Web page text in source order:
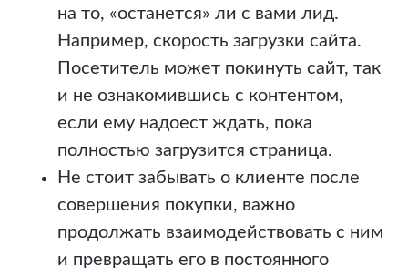
на то, «останется» ли с вами лид.
Например, скорость загрузки сайта.
Посетитель может покинуть сайт, так
и не ознакомившись с контентом,
если ему надоест ждать, пока
полностью загрузится страница.
Не стоит забывать о клиенте после
совершения покупки, важно
продолжать взаимодействовать с ним
и превращать его в постоянного